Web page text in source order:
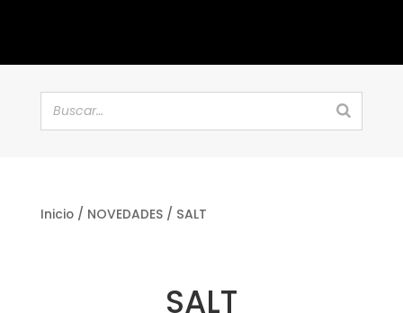
Inicio/ NOVEDADES/ SALT
SALT